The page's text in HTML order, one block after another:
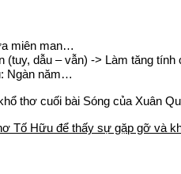
miên man…
(tuy, dẫu – vẫn) -> Làm tăng
Ngàn năm…
thơ cuối bài Sóng của Xuân
Tố Hữu để thấy sự gặp gỡ và